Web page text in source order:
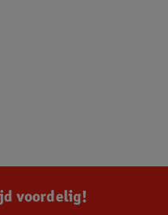
voordelig!